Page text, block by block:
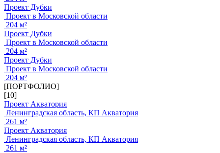
Проект Дубки
Проект в Московской области
204 м²
Проект Дубки
Проект в Московской области
204 м²
Проект Дубки
Проект в Московской области
204 м²
[ПОРТФОЛИО]
[10]
Проект Акватория
Ленинградская область, КП Акватория
261 м²
Проект Акватория
Ленинградская область, КП Акватория
261 м²